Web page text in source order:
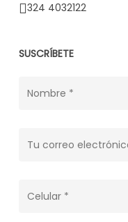
324 4032122
SUSCRÍBETE